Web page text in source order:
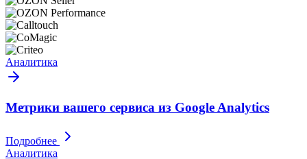
Аналитика
Метрики вашего сервиса из Google Analytics
Подробнее
Аналитика